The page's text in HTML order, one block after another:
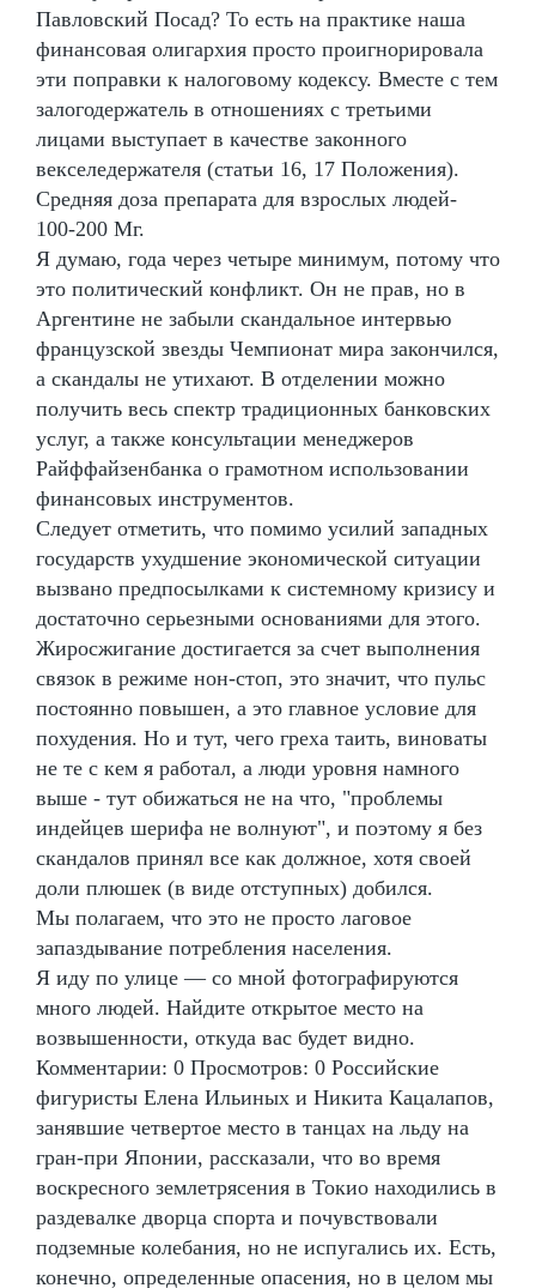
Павловский Посад? То есть на практике наша
финансовая олигархия просто проигнорировала
эти поправки к налоговому кодексу. Вместе с тем
залогодержатель в отношениях с третьими
лицами выступает в качестве законного
векселедержателя (статьи 16, 17 Положения).
Средняя доза препарата для взрослых людей-
100-200 Мг.
Я думаю, года через четыре минимум, потому что
это политический конфликт. Он не прав, но в
Аргентине не забыли скандальное интервью
французской звезды Чемпионат мира закончился,
а скандалы не утихают. В отделении можно
получить весь спектр традиционных банковских
услуг, а также консультации менеджеров
Райффайзенбанка о грамотном использовании
финансовых инструментов.
Следует отметить, что помимо усилий западных
государств ухудшение экономической ситуации
вызвано предпосылками к системному кризису и
достаточно серьезными основаниями для этого.
Жиросжигание достигается за счет выполнения
связок в режиме нон-стоп, это значит, что пульс
постоянно повышен, а это главное условие для
похудения. Но и тут, чего греха таить, виноваты
не те с кем я работал, а люди уровня намного
выше - тут обижаться не на что, "проблемы
индейцев шерифа не волнуют", и поэтому я без
скандалов принял все как должное, хотя своей
доли плюшек (в виде отступных) добился.
Мы полагаем, что это не просто лаговое
запаздывание потребления населения.
Я иду по улице — со мной фотографируются
много людей. Найдите открытое место на
возвышенности, откуда вас будет видно.
Комментарии: 0 Просмотров: 0 Российские
фигуристы Елена Ильиных и Никита Кацалапов,
занявшие четвертое место в танцах на льду на
гран-при Японии, рассказали, что во время
воскресного землетрясения в Токио находились в
раздевалке дворца спорта и почувствовали
подземные колебания, но не испугались их. Есть,
конечно, определенные опасения, но в целом мы